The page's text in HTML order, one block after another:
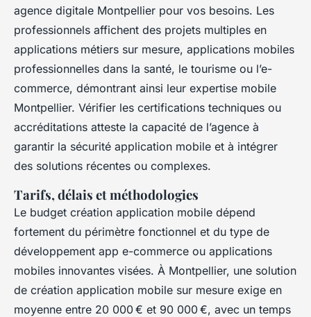
agence digitale Montpellier pour vos besoins. Les
professionnels affichent des projets multiples en
applications métiers sur mesure, applications mobiles
professionnelles dans la santé, le tourisme ou l’e-
commerce, démontrant ainsi leur expertise mobile
Montpellier. Vérifier les certifications techniques ou
accréditations atteste la capacité de l’agence à
garantir la sécurité application mobile et à intégrer
des solutions récentes ou complexes.
Tarifs, délais et méthodologies
Le budget création application mobile dépend
fortement du périmètre fonctionnel et du type de
développement app e-commerce ou applications
mobiles innovantes visées. À Montpellier, une solution
de création application mobile sur mesure exige en
moyenne entre 20 000 € et 90 000 €, avec un temps